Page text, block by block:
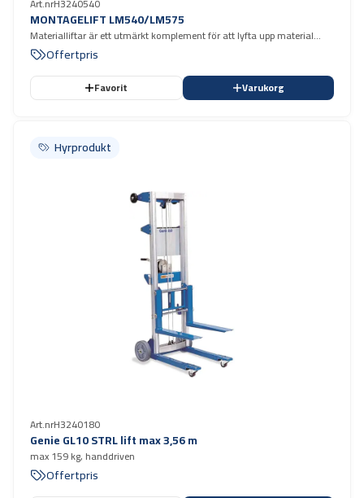
MONTAGELIFT LM540/LM575
Materialliftar är ett utmärkt komplement för att lyfta upp material
som t.ex. aggregat, fläktar, balkar och liknande. Maxlast 300 kg
Offertpris
Favorit Varukorg
Hyrprodukt
Hyrprodukt
Art.nrH3240180
Genie GL10 STRL lift max 3,56 m
max 159 kg, handdriven
Offertpris